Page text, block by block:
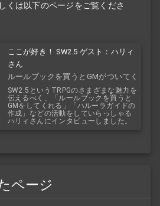
くは以下のページをご覧くださ
ここが好き！ SW2.5 ゲスト：ハリィ
さん
ルールブックを買うとGMがついてく
る！？
SW2.5というTRPGのさまざまな魅力を
伝えるべく、「ルールブックを買うと
GMをしてくれる」「ハルーラガイドの
作成」などの活動をしていらっしゃる
ハリィさんにインタビューしました。
ページ